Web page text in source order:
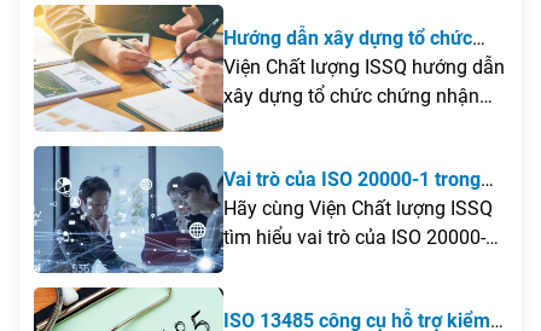
để thành lập tại Việt Nam cũng
như các lưu ý quan trọng giúp
doanh nghiệp xây dựng tổ chức
chứng nhận hiệu quả và đúng
quy định.
Hướng dẫn xây dựng tổ chức
chứng nhận
Viện Chất lượng ISSQ hướng dẫn
xây dựng tổ chức chứng nhận
theo ISO/IEC 17021 và ISO/IEC
17065, từ khảo sát, đào tạo
chuyên gia, xây dựng hệ thống
quản lý đến đăng ký công nhận
và đưa tổ chức vào vận hành
theo đúng quy định của pháp
luật.
Vai trò của ISO 20000-1 trong
quá trình chuyển đổi số của
doanh nghiệp
Hãy cùng Viện Chất lượng ISSQ
tìm hiểu vai trò của ISO 20000-
1trong quá trình chuyển đổi số
của doanh nghiệp, cũng như
những giá trị mà tiêu chuẩn này
ISO 13485 công cụ hỗ trợ kiểm